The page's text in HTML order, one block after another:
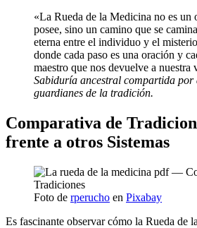
«La Rueda de la Medicina no es un
posee, sino un camino que se
eterna entre el individuo y el
donde cada paso es una oración y
maestro que nos devuelve a nuestra
Sabiduría ancestral compartida por
guardianes de la tradición.
Comparativa de
frente a otros Sistemas
Foto de rperucho en Pixabay
Es fascinante observar cómo la Rueda de